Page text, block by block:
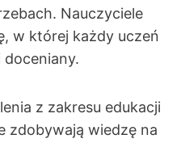
Nauczyciele
w której każdy uczeń
z zakresu edukacji
zdobywają wiedzę na